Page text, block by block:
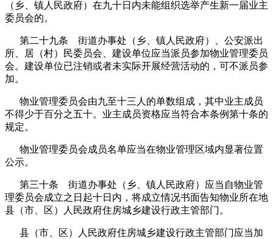
（乡、镇人民政府）在九十日内未能组织选举产生新一届业主
委员会的。
第二十九条 街道办事处（乡、镇人民政府）、公安派出
所、居（村）民委员会、建设单位应当派员参加物业管理委员
会。建设单位已注销或者未实际开展经营活动的，可不派员参
加。
物业管理委员会由九至十三人的单数组成，其中业主成员
不得少于百分之五十。业主成员资格应当符合本条例第十条的
规定。
物业管理委员会成员名单应当在物业管理区域内显著位置
公示。
第三十条 街道办事处（乡、镇人民政府）应当自物业管
理委员会成立之日起十日内，将成立情况书面告知物业所在地
县（市、区）人民政府住房城乡建设行政主管部门。
县（市、区）人民政府住房城乡建设行政主管部门应当加